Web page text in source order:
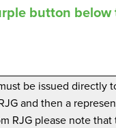
button
be issued
and then a
RJG please note that